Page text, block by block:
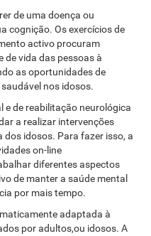
de uma doença ou
cognição. Os exercícios de
activo procuram
de vida das pessoas à
as oportunidades de
nos idosos.
e de reabilitação neurológica
a realizar intervenções
idosos. Para fazer isso, a
on-line
diferentes aspectos
de manter a saúde mental
por mais tempo.
adaptada à
por adultos,ou idosos. A